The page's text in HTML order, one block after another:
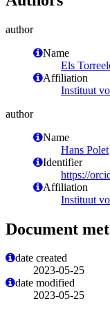
author
Name
Els
Affiliation
Instituut
author
Name
Hans Polet
Identifier
https://
Affiliation
Instituut
Document
date created
2023-05-25
date modified
2023-05-25